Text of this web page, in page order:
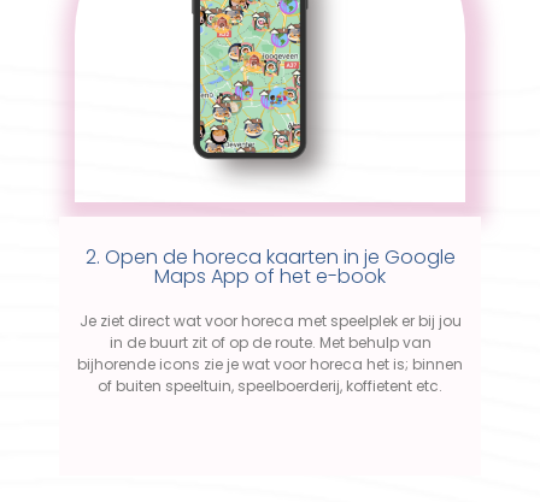
2. Open de horeca kaarten in je Google
Maps App of het e-book
Je ziet direct wat voor horeca met speelplek er bij jou
in de buurt zit of op de route. Met behulp van
bijhorende icons zie je wat voor horeca het is; binnen
of buiten speeltuin, speelboerderij, koffietent etc.